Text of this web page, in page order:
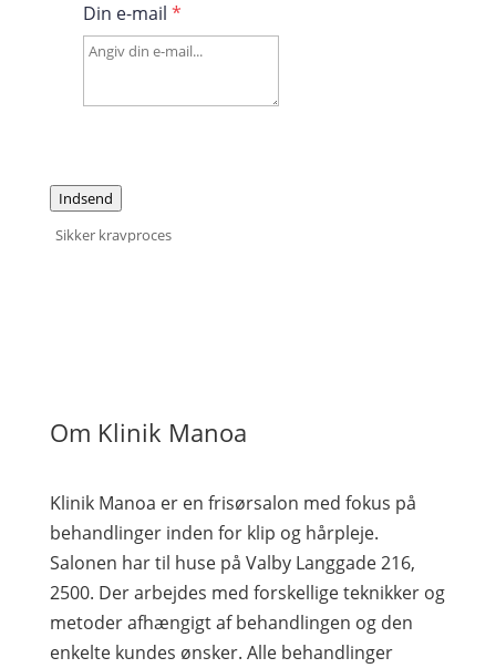
Din e-mail *
Indsend
Sikker kravproces
Om Klinik Manoa
Klinik Manoa er en frisørsalon med fokus på
behandlinger inden for klip og hårpleje.
Salonen har til huse på Valby Langgade 216,
2500. Der arbejdes med forskellige teknikker og
metoder afhængigt af behandlingen og den
enkelte kundes ønsker. Alle behandlinger